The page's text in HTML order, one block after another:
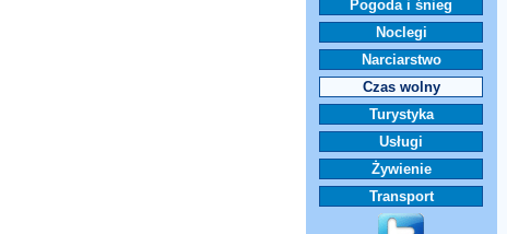
Pogoda i śnieg
Noclegi
Narciarstwo
Czas wolny
Turystyka
Usługi
Żywienie
Transport